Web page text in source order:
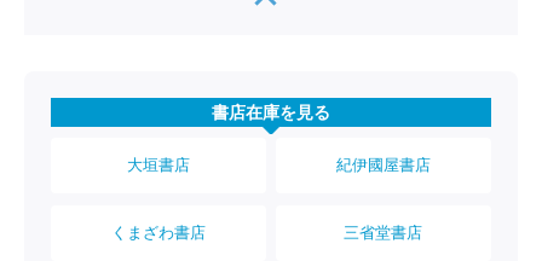
書店在庫を見る
大垣書店 紀伊國屋書店
くまざわ書店 三省堂書店